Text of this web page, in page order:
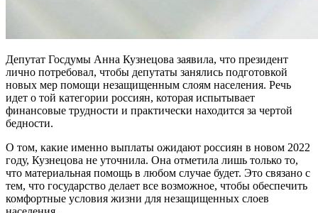
Депутат Госдумы Анна Кузнецова заявила, что президент
лично потребовал, чтобы депутаты занялись подготовкой
новых мер помощи незащищенным слоям населения. Речь
идет о той категории россиян, которая испытывает
финансовые трудности и практически находится за чертой
бедности.
О том, какие именно выплаты ожидают россиян в новом 2022
году, Кузнецова не уточнила. Она отметила лишь только то,
что материальная помощь в любом случае будет. Это связано с
тем, что государство делает все возможное, чтобы обеспечить
комфортные условия жизни для незащищенных слоев